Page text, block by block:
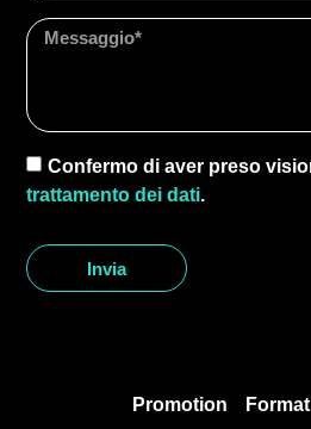
Confermo di aver preso
trattamento dei dati.
Invia
Promotion Format